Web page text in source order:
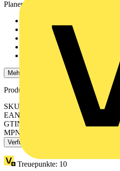
Planen Sie Ihre Installation mit
für Steuerungen in der
für eine große Anzahl von
kundenspezifische Lösungen
komfortable Installation und
Mehr anzeigen
Produktkennzeichen
SKU: 771-9993/006-501
EAN: 4044918584784
GTIN: 4044918584784
MPN: 771-9993/006-501
Verfügbar: 2 Händler
Treuepunkte: 10